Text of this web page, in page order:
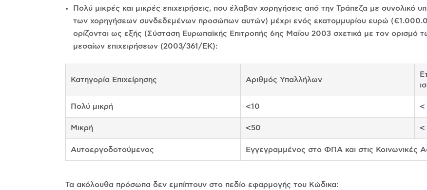
Πολύ μικρές και μικρές επιχειρήσεις, που έλαβαν χορηγήσεις από την Τράπεζα με συνολικό
των χορηγήσεων συνδεδεμένων προσώπων αυτών) μέχρι ενός εκατομμυρίου ευρώ
ορίζονται ως εξής (Σύσταση Ευρωπαϊκής Επιτροπής 6ης Μαΐου 2003 σχετικά με τον ορισμό
μεσαίων επιχειρήσεων (2003/361/ΕΚ):
Κατηγορία Επιχείρησης Αριθμός Υπαλλήλων
Πολύ μικρή <10 <
Μικρή <50 <
Αυτοεργοδοτούμενος Εγγεγραμμένος στο ΦΠΑ και στις Κοινωνικές
Τα ακόλουθα πρόσωπα δεν εμπίπτουν στο πεδίο εφαρμογής του Κώδικα: